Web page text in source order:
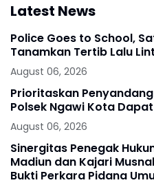
Latest News
Police Goes to School,
Tanamkan Tertib Lalu
August 06, 2026
Prioritaskan
Polsek Ngawi Kota
August 06, 2026
Sinergitas Penegak
Madiun dan Kajari
Bukti Perkara Pidana